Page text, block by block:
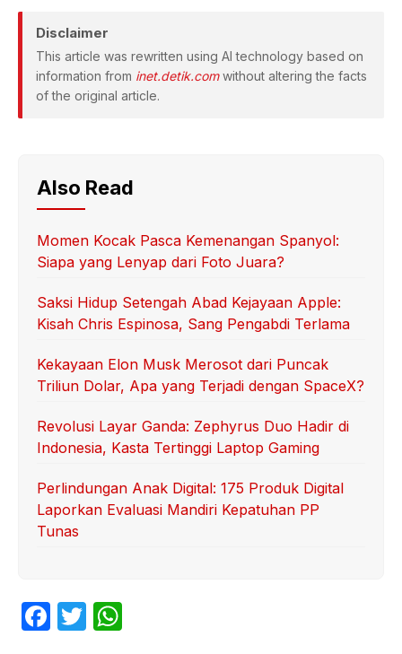
Disclaimer
This article was rewritten using AI technology based on
information from inet.detik.comwithout altering the facts
of the original article.
Also Read
Momen Kocak Pasca Kemenangan Spanyol:
Siapa yang Lenyap dari Foto Juara?
Saksi Hidup Setengah Abad Kejayaan Apple:
Kisah Chris Espinosa, Sang Pengabdi Terlama
Kekayaan Elon Musk Merosot dari Puncak
Triliun Dolar, Apa yang Terjadi dengan SpaceX?
Revolusi Layar Ganda: Zephyrus Duo Hadir di
Indonesia, Kasta Tertinggi Laptop Gaming
Perlindungan Anak Digital: 175 Produk Digital
Laporkan Evaluasi Mandiri Kepatuhan PP
Tunas
F
T